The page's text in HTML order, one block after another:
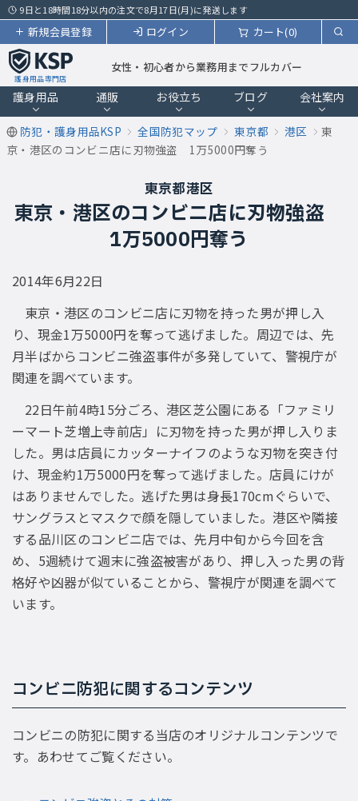
9日と18時間18分以内の注文で8月17日(月)に発送します
カート(0)
ログイン
新規会員登録
護身用品専門店
女性・初心者から業務用までフルカバー
護身用品 通販 お役立ち ブログ 会社案内
防犯・護身用品KSP 全国防犯マップ 東京都 港区
東
京・港区のコンビニ店に刃物強盗 1万5000円奪う
東京都港区
東京・港区のコンビニ店に刃物強盗
1万5000円奪う
2014年6月22日
東京・港区のコンビニ店に刃物を持った男が押し入
り、現金1万5000円を奪って逃げました。周辺では、先
月半ばからコンビニ強盗事件が多発していて、警視庁が
関連を調べています。
22日午前4時15分ごろ、港区芝公園にある「ファミリ
ーマート芝増上寺前店」に刃物を持った男が押し入りま
した。男は店員にカッターナイフのような刃物を突き付
け、現金約1万5000円を奪って逃げました。店員にけが
はありませんでした。逃げた男は身長170cmぐらいで、
サングラスとマスクで顔を隠していました。港区や隣接
する品川区のコンビニ店では、先月中旬から今回を含
め、5週続けて週末に強盗被害があり、押し入った男の背
格好や凶器が似ていることから、警視庁が関連を調べて
います。
コンビニ防犯に関するコンテンツ
コンビニの防犯に関する当店のオリジナルコンテンツで
す。あわせてご覧ください。